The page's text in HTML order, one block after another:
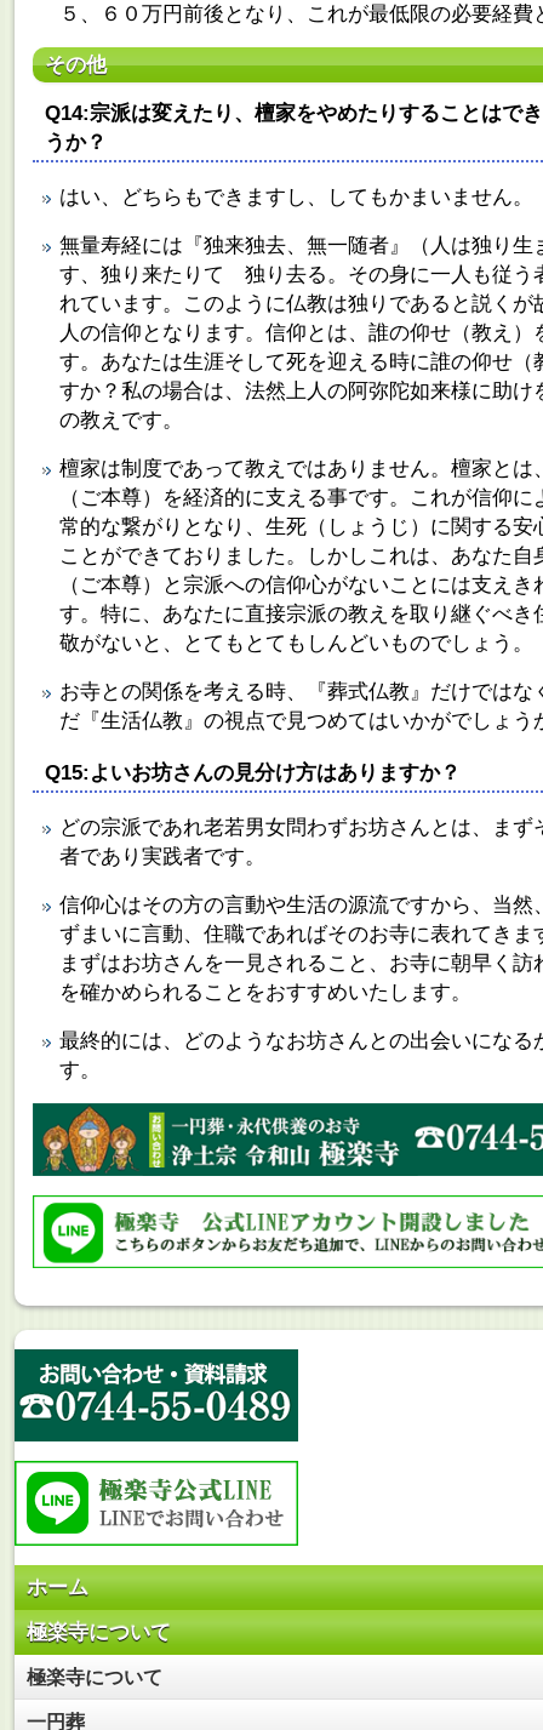
５、６０万円前後となり、これが最低限の必要経費
その他
Q14:宗派は変えたり、檀家をやめたりすることはで
うか？
はい、どちらもできますし、してもかまいません。
無量寿経には『独来独去、無一随者』（人は独り生
す、独り来たりて 独り去る。その身に一人も従う
れています。このように仏教は独りであると説くが
人の信仰となります。信仰とは、誰の仰せ（教え）
す。あなたは生涯そして死を迎える時に誰の仰せ（
すか？私の場合は、法然上人の阿弥陀如来様に助け
の教えです。
檀家は制度であって教えではありません。檀家とは
（ご本尊）を経済的に支える事です。これが信仰に
常的な繋がりとなり、生死（しょうじ）に関する安
ことができておりました。しかしこれは、あなた自
（ご本尊）と宗派への信仰心がないことには支えき
す。特に、あなたに直接宗派の教えを取り継ぐべき
敬がないと、とてもとてもしんどいものでしょう。
お寺との関係を考える時、『葬式仏教』だけではな
だ『生活仏教』の視点で見つめてはいかがでしょう
Q15:よいお坊さんの見分け方はありますか？
どの宗派であれ老若男女問わずお坊さんとは、まず
者であり実践者です。
信仰心はその方の言動や生活の源流ですから、当然
ずまいに言動、住職であればそのお寺に表れてきま
まずはお坊さんを一見されること、お寺に朝早く訪
を確かめられることをおすすめいたします。
最終的には、どのようなお坊さんとの出会いになる
す。
ホーム
極楽寺について
極楽寺について
一円葬